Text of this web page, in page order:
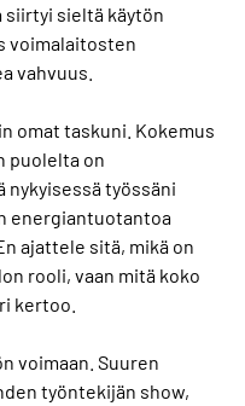
sieltä käytön
voimalaitosten
vahvuus.
omat taskuni. Kokemus
puolelta on
työssäni
energiantuotantoa
ajattele sitä, mikä on
rooli, vaan mitä koko
kertoo.
voimaan. Suuren
työntekijän show,